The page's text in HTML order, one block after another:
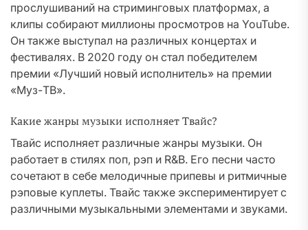
прослушиваний на стриминговых платформах, а
клипы собирают миллионы просмотров на YouTube.
Он также выступал на различных концертах и
фестивалях. В 2020 году он стал победителем
премии «Лучший новый исполнитель» на премии
«Муз-ТВ».
Какие жанры музыки исполняет Твайс?
Твайс исполняет различные жанры музыки. Он
работает в стилях поп, рэп и R&B. Его песни часто
сочетают в себе мелодичные припевы и ритмичные
рэповые куплеты. Твайс также экспериментирует с
различными музыкальными элементами и звуками.